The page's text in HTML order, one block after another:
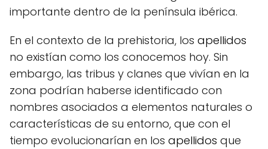
importante dentro de la península ibérica.
En el contexto de la prehistoria, los apellidos
no existían como los conocemos hoy. Sin
embargo, las tribus y clanes que vivían en la
zona podrían haberse identificado con
nombres asociados a elementos naturales o
características de su entorno, que con el
tiempo evolucionarían en los apellidos que